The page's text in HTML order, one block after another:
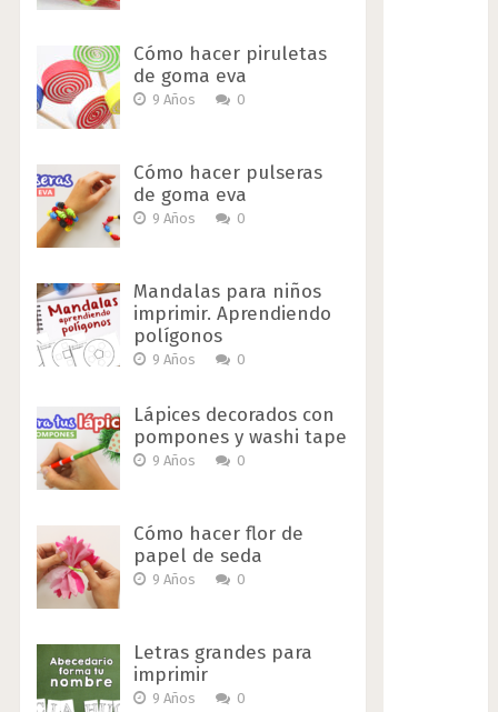
Cómo hacer piruletas
de goma eva
9 Años 0
Cómo hacer pulseras
de goma eva
9 Años 0
Mandalas para niños
imprimir. Aprendiendo
polígonos
9 Años 0
Lápices decorados con
pompones y washi tape
9 Años 0
Cómo hacer flor de
papel de seda
9 Años 0
Letras grandes para
imprimir
9 Años 0